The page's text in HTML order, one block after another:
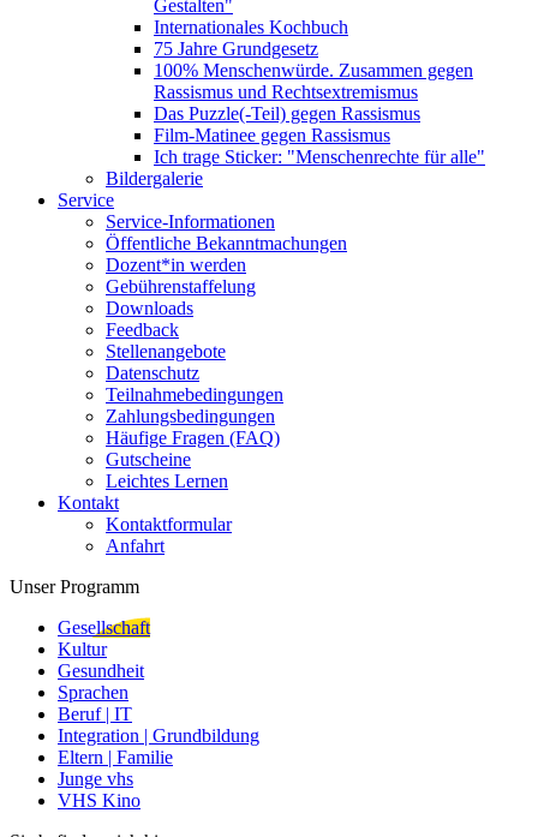
Gestalten"
Internationales Kochbuch
75 Jahre Grundgesetz
100% Menschenwürde. Zusammen gegen
Rassismus und Rechtsextremismus
Das Puzzle(-Teil) gegen Rassismus
Film-Matinee gegen Rassismus
Ich trage Sticker: "Menschenrechte für alle"
Bildergalerie
Service
Service-Informationen
Öffentliche Bekanntmachungen
Dozent*in werden
Gebührenstaffelung
Downloads
Feedback
Stellenangebote
Datenschutz
Teilnahmebedingungen
Zahlungsbedingungen
Häufige Fragen (FAQ)
Gutscheine
Leichtes Lernen
Kontakt
Kontaktformular
Anfahrt
Unser Programm
Gesellschaft
Kultur
Gesundheit
Sprachen
Beruf | IT
Integration | Grundbildung
Eltern | Familie
Junge vhs
VHS Kino